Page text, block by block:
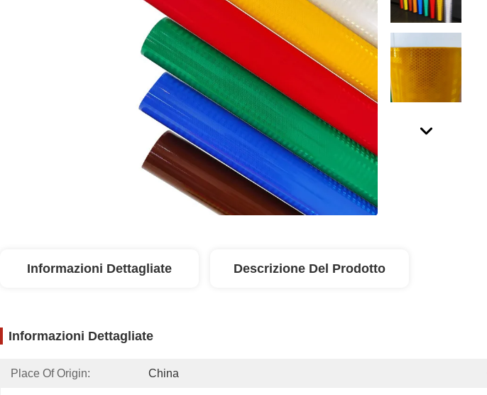
Informazioni Dettagliate Descrizione Del Prodotto
Informazioni Dettagliate
Place Of Origin: China